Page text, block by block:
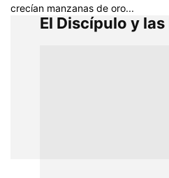
El Discípulo y
crecían manzanas de oro...